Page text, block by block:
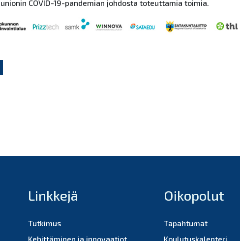
COVID-19-pandemian johdosta toteuttamia toimia.
Linkkejä
Tutkimus
Kehittäminen ja innovaatiot
Oikopolut
Tapahtumat
Koulutuskalenteri